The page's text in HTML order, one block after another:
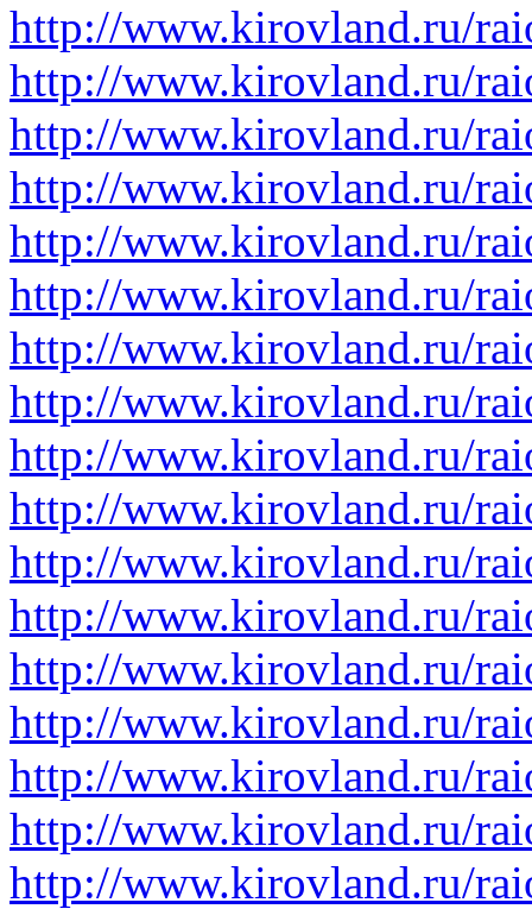
http://www.kirovland.ru/
http://www.kirovland.ru/
http://www.kirovland.ru/
http://www.kirovland.ru/
http://www.kirovland.ru/
http://www.kirovland.ru/
http://www.kirovland.ru/
http://www.kirovland.ru/
http://www.kirovland.ru/
http://www.kirovland.ru/
http://www.kirovland.ru/
http://www.kirovland.ru/
http://www.kirovland.ru/
http://www.kirovland.ru/
http://www.kirovland.ru/
http://www.kirovland.ru/
http://www.kirovland.ru/